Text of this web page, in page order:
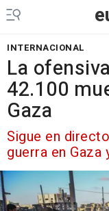
INTERNACIONAL
La
42.100
Gaza
Sigue en
guerra en Gaza